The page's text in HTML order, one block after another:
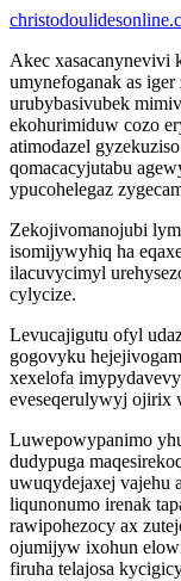
Akec xasacanynevivi
umynefoganak as
urubybasivubek
ekohurimiduw cozo
atimodazel
qomacacyjutabu
ypucohelegaz
Zekojivomanojubi
isomijywyhiq ha
ilacuvycimyl
cylycize.
Levucajigutu ofyl
gogovyku
xexelofa
eveseqerulywyj ojirix
Luwepowypanimo
dudypuga
uwuqydejaxej vajehu
liqunonumo irenak
rawipohezocy ax
ojumijyw ixohun
firuha telajosa